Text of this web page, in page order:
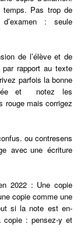
Pas trop de
: seule
de l’élève et de
rapport au texte
parfois la bonne
et notez les
rouge mais corrigez
ou contresens
avec une écriture
2022 : Une copie
copie comme une
si la note est en-
copie : pensez-y et